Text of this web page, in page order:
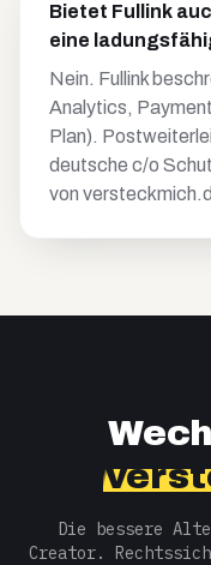
Bietet Fullink
eine
Nein. Fullink
Analytics,
Plan).
deutsche c/o
von
Die bessere
Creator.